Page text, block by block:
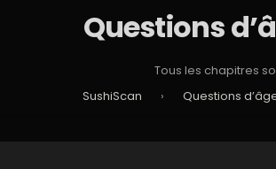
Questions
Tous les chapitres
SushiScan
› Questions